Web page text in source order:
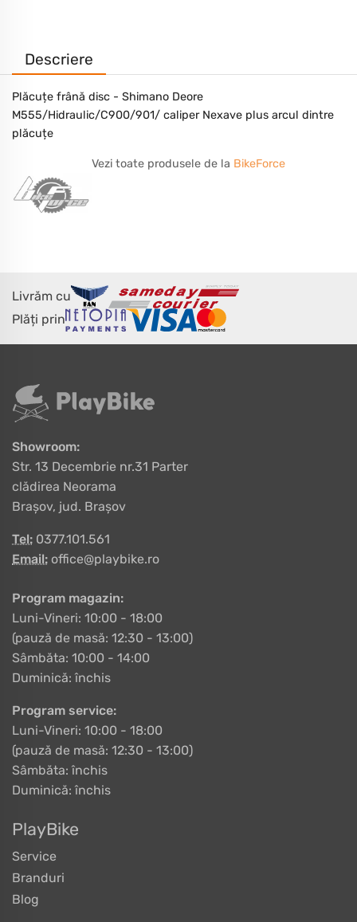
Descriere
Plăcuțe frână disc - Shimano Deore
M555/Hidraulic/C900/901/ caliper Nexave plus arcul dintre
plăcuțe
Vezi toate produsele de la BikeForce
Livrăm cu
Plăți prin
Showroom:
Str. 13 Decembrie nr.31 Parter
clădirea Neorama
Brașov, jud. Brașov
Tel: 0377.101.561
Email: office@playbike.ro
Program magazin:
Luni-Vineri: 10:00 - 18:00
(pauză de masă: 12:30 - 13:00)
Sâmbăta: 10:00 - 14:00
Duminică: închis
Program service:
Luni-Vineri: 10:00 - 18:00
(pauză de masă: 12:30 - 13:00)
Sâmbăta: închis
Duminică: închis
PlayBike
Service
Branduri
Blog